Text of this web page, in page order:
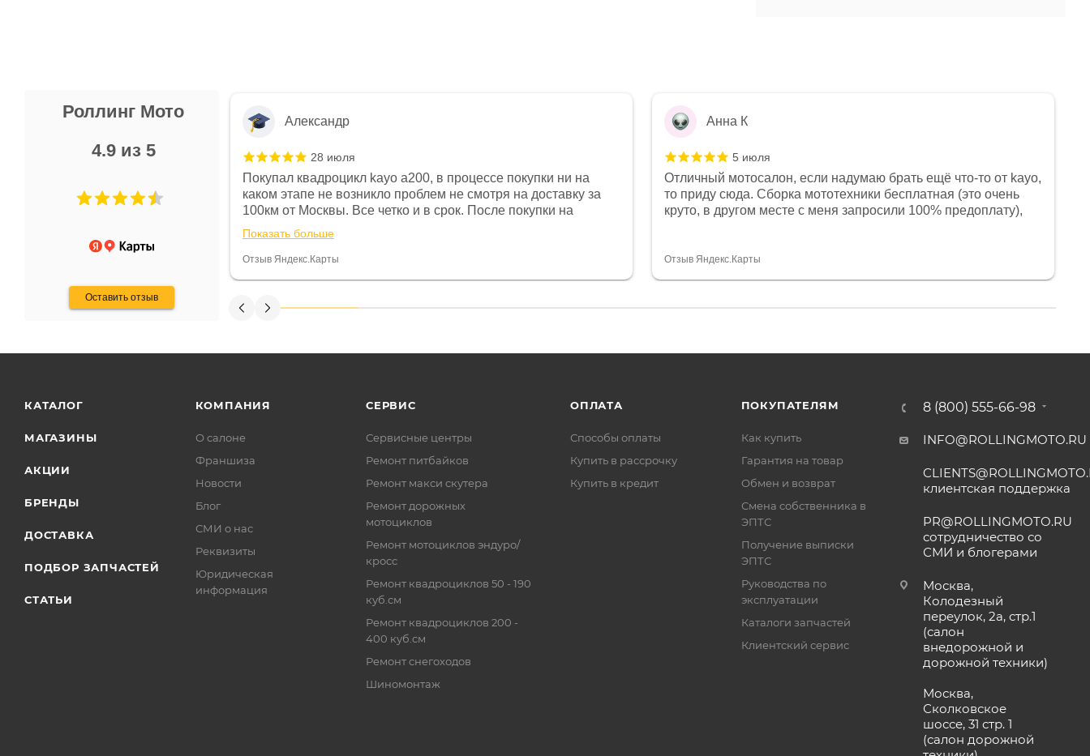
Роллинг Мото
4.9 из 5
Оставить отзыв
Не понравились условия
и дают только на год)
Александр
28 июля
Покупал квадроцикл kayo a200, в процессе покупки ни на
каком этапе не возникло проблем не смотря на доставку за
100км от Москвы. Все четко и в срок. После покупки на
спидометре всегда был 0, при этом представители магазина
постоянно были на связи и в итоге проблема была решена.
Считаю, что это говорит о небезразличии к клиенту после
Показать больше
Отзыв Яндекс.Карты
Анна К
5 июля
Отличный мотосалон, если надумаю брать ещё что-то от kayo,
то приду сюда. Сборка мототехники бесплатная (это очень
круто, в другом месте с меня запросили 100% предоплату),
спасибо отдельное, всегда на связи, очень детально всё
Отзыв Яндекс.Карты
КАТАЛОГ
МАГАЗИНЫ
АКЦИИ
БРЕНДЫ
ДОСТАВКА
ПОДБОР ЗАПЧАСТЕЙ
СТАТЬИ
КОМПАНИЯ
О салоне
Франшиза
Новости
Блог
СМИ о нас
Реквизиты
Юридическая
информация
СЕРВИС
Сервисные центры
Ремонт питбайков
Ремонт макси скутера
Ремонт дорожных
мотоциклов
Ремонт мотоциклов эндуро/
кросс
Ремонт квадроциклов 50 - 190
куб.см
Ремонт квадроциклов 200 -
400 куб.см
Ремонт снегоходов
Шиномонтаж
ОПЛАТА
Способы оплаты
Купить в рассрочку
Купить в кредит
ПОКУПАТЕЛЯМ
Как купить
Гарантия на товар
Обмен и возврат
Смена собственника в
ЭПТС
Получение выписки
ЭПТС
Руководства по
эксплуатации
Каталоги запчастей
Клиентский сервис
8 (800) 555-66-98
INFO@ROLLINGMOTO.RU
клиентская поддержка
PR@ROLLINGMOTO.RU
сотрудничество со
СМИ и блогерами
Москва,
Колодезный
переулок, 2а, стр.1
(салон
внедорожной и
дорожной техники)
Москва,
Сколковское
шоссе, 31 стр. 1
(салон дорожной